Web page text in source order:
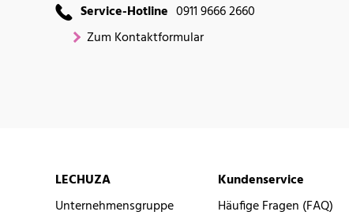
Service-Hotline 0911 9666 2660
Zum Kontaktformular
LECHUZA
Unternehmensgruppe
Kundenservice
Häufige Fragen (FAQ)